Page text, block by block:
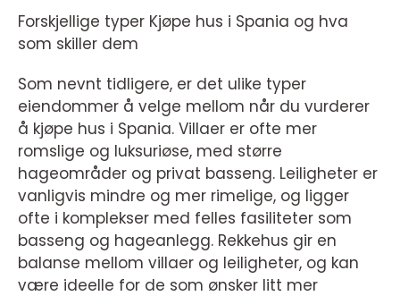
Forskjellige typer Kjøpe hus i Spania og hva
som skiller dem
Som nevnt tidligere, er det ulike typer
eiendommer å velge mellom når du vurderer
å kjøpe hus i Spania. Villaer er ofte mer
romslige og luksuriøse, med større
hageområder og privat basseng. Leiligheter er
vanligvis mindre og mer rimelige, og ligger
ofte i komplekser med felles fasiliteter som
basseng og hageanlegg. Rekkehus gir en
balanse mellom villaer og leiligheter, og kan
være ideelle for de som ønsker litt mer